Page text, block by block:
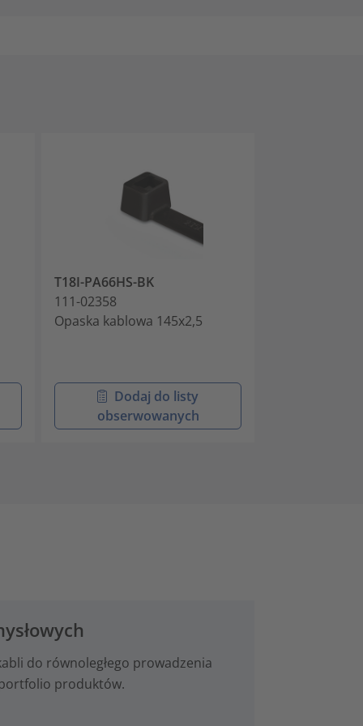
T18I-PA66HS-BK
111-02358
Opaska kablowa 145x2,5
Dodaj do listy
obserwowanych
do równoległego prowadzenia
produktów.